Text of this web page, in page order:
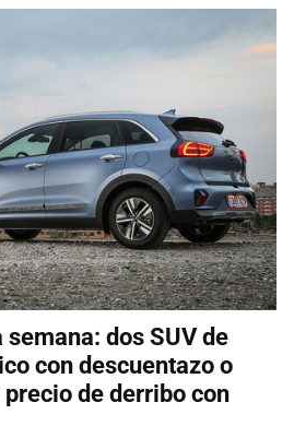
dos SUV de
con descuentazo o
de derribo con